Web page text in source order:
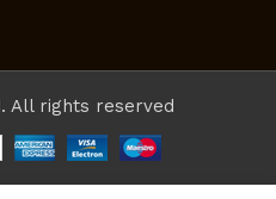
. All rights reserved